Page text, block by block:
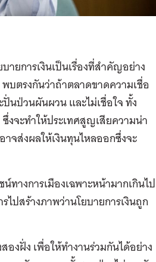
ายการเงินเป็นเรื่องที่สําคัญอย่าง
บตรงกันว่าถ้าตลาดขาดความเชื่อ
นป่วนผันผวน และไม่เชื่อใจ ทั้ง
งจะทำให้ประเทศสูญเสียความน่า
จส่งผลให้เงินทุนไหลออกซึ่งจะ
างการเมืองเฉพาะหน้ามากเกินไป
ไปสร้างภาพว่านโยบายการเงินถูก
งฝั่ง เพื่อให้ทำงานร่วมกันได้อย่าง